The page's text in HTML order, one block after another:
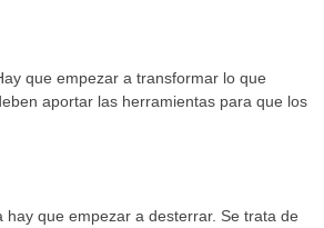
que empezar a transformar lo que
aportar las herramientas para que los
que empezar a desterrar. Se trata de